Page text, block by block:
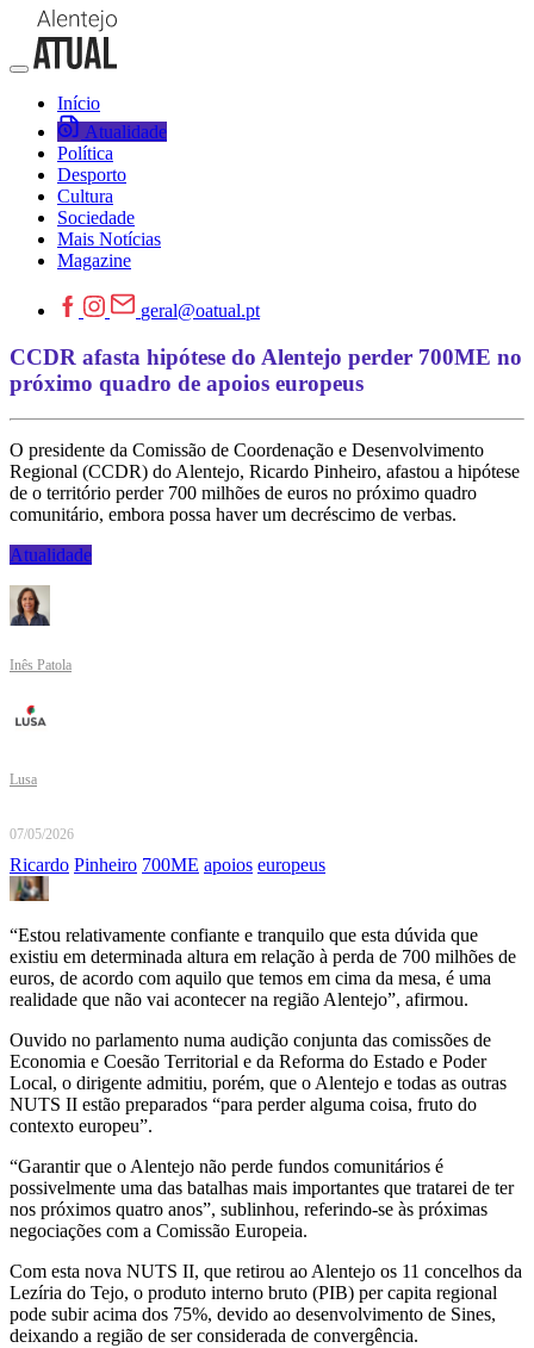
Início
Atualidade
Política
Desporto
Cultura
Sociedade
Mais Notícias
Magazine
geral@oatual.pt
CCDR afasta hipótese do Alentejo perder 700ME no
próximo quadro de apoios europeus
O presidente da Comissão de Coordenação e Desenvolvimento
Regional (CCDR) do Alentejo, Ricardo Pinheiro, afastou a hipótese
de o território perder 700 milhões de euros no próximo quadro
comunitário, embora possa haver um decréscimo de verbas.
Atualidade
Inês Patola
Lusa
07/05/2026
Ricardo Pinheiro 700ME apoios europeus
“Estou relativamente confiante e tranquilo que esta dúvida que
existiu em determinada altura em relação à perda de 700 milhões de
euros, de acordo com aquilo que temos em cima da mesa, é uma
realidade que não vai acontecer na região Alentejo”, afirmou.
Ouvido no parlamento numa audição conjunta das comissões de
Economia e Coesão Territorial e da Reforma do Estado e Poder
Local, o dirigente admitiu, porém, que o Alentejo e todas as outras
NUTS II estão preparados “para perder alguma coisa, fruto do
contexto europeu”.
“Garantir que o Alentejo não perde fundos comunitários é
possivelmente uma das batalhas mais importantes que tratarei de ter
nos próximos quatro anos”, sublinhou, referindo-se às próximas
negociações com a Comissão Europeia.
Com esta nova NUTS II, que retirou ao Alentejo os 11 concelhos da
Lezíria do Tejo, o produto interno bruto (PIB) per capita regional
pode subir acima dos 75%, devido ao desenvolvimento de Sines,
deixando a região de ser considerada de convergência.